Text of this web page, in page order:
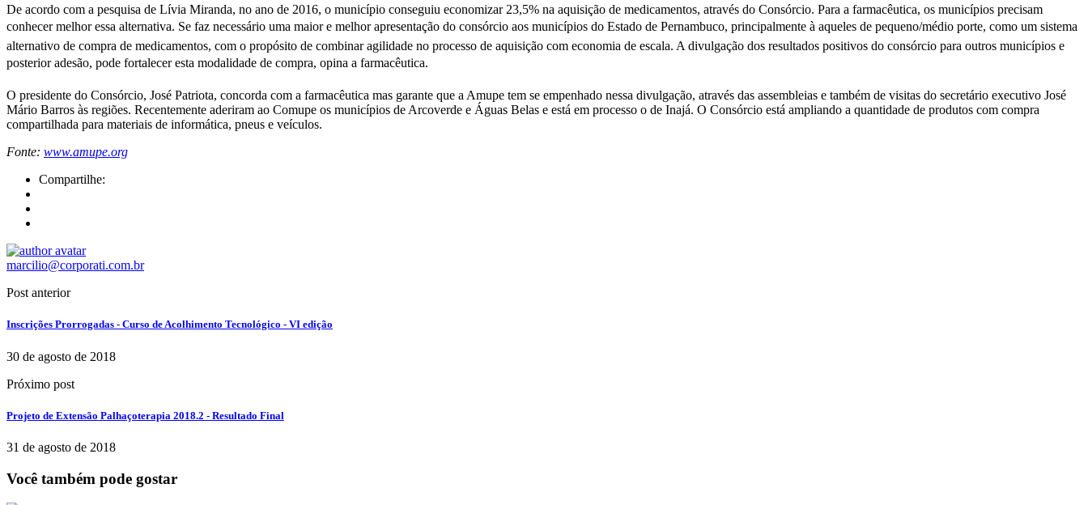
De acordo com a pesquisa de Lívia Miranda, no ano de 2016, o município conseguiu economizar 23,5% na aquisição de medicamentos, através do Consórcio. Para a farmacêutica, os municípios precisam
conhecer melhor essa alternativa. Se faz necessário uma maior e melhor apresentação do consórcio aos municípios do Estado de Pernambuco, principalmente à aqueles de pequeno/médio porte, como um sistema
alternativo de compra de medicamentos, com o propósito de combinar agilidade no processo de aquisição com economia de escala. A divulgação dos resultados positivos do consórcio para outros municípios e
posterior adesão, pode fortalecer esta modalidade de compra, opina a farmacêutica.
O presidente do Consórcio, José Patriota, concorda com a farmacêutica mas garante que a Amupe tem se empenhado nessa divulgação, através das assembleias e também de visitas do secretário executivo José
Mário Barros às regiões. Recentemente aderiram ao Comupe os municípios de Arcoverde e Águas Belas e está em processo o de Inajá. O Consórcio está ampliando a quantidade de produtos com compra
compartilhada para materiais de informática, pneus e veículos.
Fonte: www.amupe.org
Compartilhe:
marcilio@corporati.com.br
Post anterior
Inscrições Prorrogadas - Curso de Acolhimento Tecnológico - VI edição
30 de agosto de 2018
Próximo post
Projeto de Extensão Palhaçoterapia 2018.2 - Resultado Final
31 de agosto de 2018
Você também pode gostar